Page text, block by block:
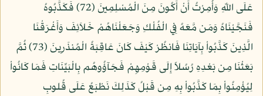
عَلَى اللّهِ وَأُمِرْتُ أَنْ أَكُونَ مِنَ الْمُسْلِمِينَ (72) فَكَذَّبُوهُ
فَنَجَّيْنَاهُ وَمَن مَّعَهُ فِي الْفُلْكِ وَجَعَلْنَاهُمْ خَلاَئِفَ وَأَغْرَقْنَا
الَّذِينَ كَذَّبُواْ بِآيَاتِنَا فَانظُرْ كَيْفَ كَانَ عَاقِبَةُ الْمُنذَرِينَ (73) ثُمَّ
بَعَثْنَا مِن بَعْدِهِ رُسُلاً إِلَى قَوْمِهِمْ فَجَآؤُوهُم بِالْبَيِّنَاتِ فَمَا كَانُواْ
لِيُؤْمِنُواْ بِمَا كَذَّبُواْ بِهِ مِن قَبْلُ كَذَلِكَ نَطْبَعُ عَلَى قُلوبِ